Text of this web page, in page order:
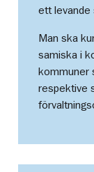
ett levande
Man ska
samiska i
kommuner
respektive